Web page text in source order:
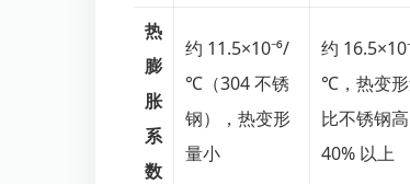
热
膨
胀
系
数
约 11.5×10⁻⁶/
℃（304 不锈
钢），热变形
量小
约
℃，热变
比不锈钢高
40% 以上